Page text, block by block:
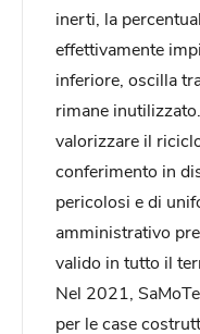
inerti, la
effettivamente
inferiore, oscilla
rimane
valorizzare il
conferimento in
pericolosi e di
amministrativo
valido in tutto il
Nel 2021,
per le case